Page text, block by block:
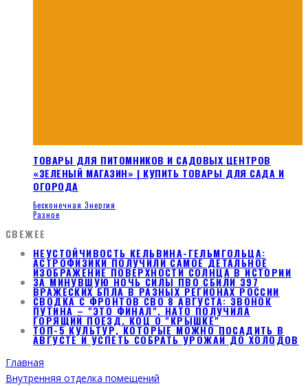
ТОВАРЫ ДЛЯ ПИТОМНИКОВ И САДОВЫХ ЦЕНТРОВ
«ЗЕЛЕНЫЙ МАГАЗИН» | КУПИТЬ ТОВАРЫ ДЛЯ САДА И
ОГОРОДА
Бесконечная Энергия
Разное
СВЕЖЕЕ
НЕУСТОЙЧИВОСТЬ КЕЛЬВИНА-ГЕЛЬМГОЛЬЦА:
АСТРОФИЗИКИ ПОЛУЧИЛИ САМОЕ ДЕТАЛЬНОЕ
ИЗОБРАЖЕНИЕ ПОВЕРХНОСТИ СОЛНЦА В ИСТОРИИ
ЗА МИНУВШУЮ НОЧЬ СИЛЫ ПВО СБИЛИ 397
ВРАЖЕСКИХ БПЛА В РАЗНЫХ РЕГИОНАХ РОССИИ
СВОДКА С ФРОНТОВ СВО 8 АВГУСТА: ЗВОНОК
ПУТИНА – "ЭТО ФИНАЛ". НАТО ПОЛУЧИЛА
ГОРЯЩИЙ ПОЕЗД. КОЦ О "КРЫШКЕ"
ТОП-5 КУЛЬТУР, КОТОРЫЕ МОЖНО ПОСАДИТЬ В
АВГУСТЕ И УСПЕТЬ СОБРАТЬ УРОЖАЙ ДО ХОЛОДОВ
Главная
Внутренняя отделка помещений